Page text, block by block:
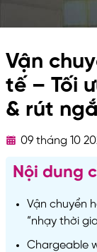
Vận
tế – Tối
& rút
09 tháng 10
Nội dung
Vận chuyển
“nhạy thời
Chargeable